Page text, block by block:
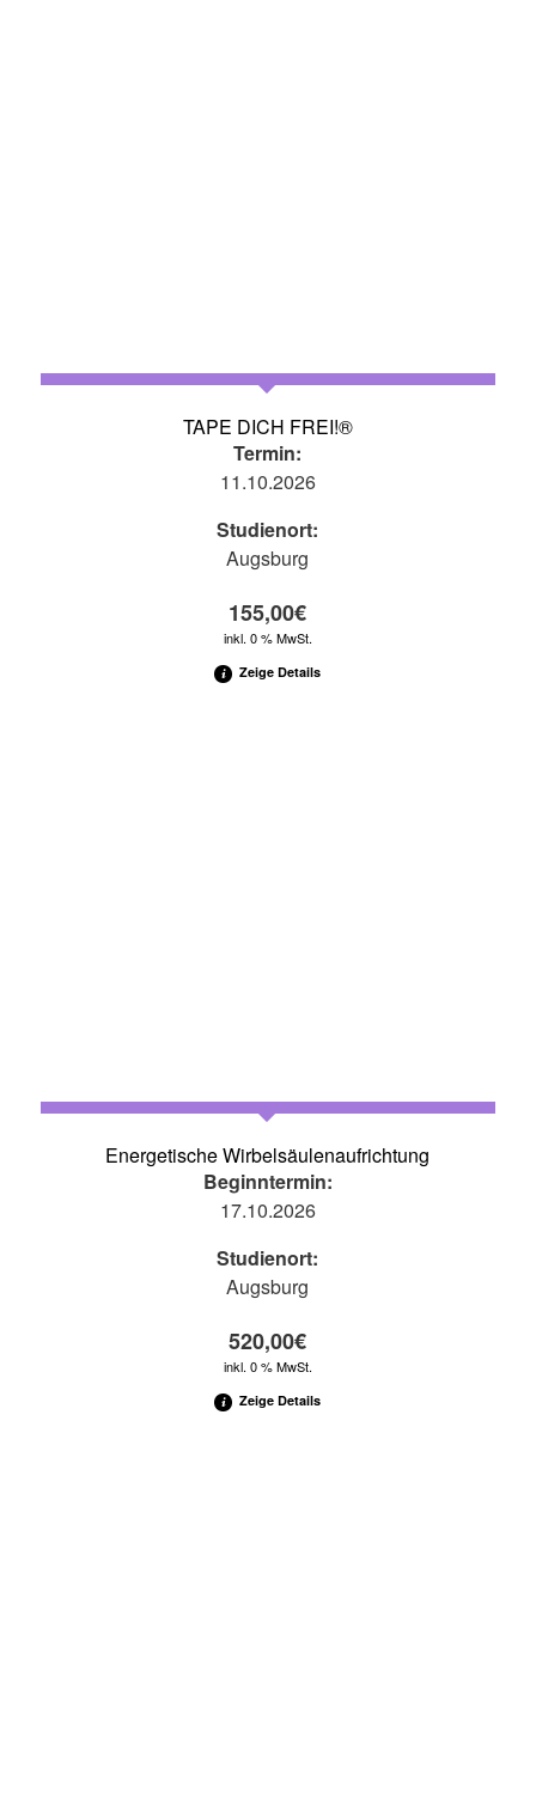
TAPE DICH FREI!®
Termin:
11.10.2026
Studienort:
Augsburg
155,00€
inkl. 0 % MwSt.
Zeige Details
Energetische Wirbelsäulenaufrichtung
Beginntermin:
17.10.2026
Studienort:
Augsburg
520,00€
inkl. 0 % MwSt.
Zeige Details